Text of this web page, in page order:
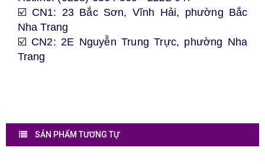
☑️ CN1: 23 Bắc Sơn, Vĩnh Hải, phường Bắc
Nha Trang
☑️ CN2: 2E Nguyễn Trung Trực, phường Nha
Trang
SẢN PHẨM TƯƠNG TỰ